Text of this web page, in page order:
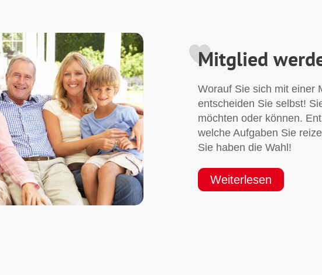
Mitglied
Worauf Sie sich mit einer
entscheiden Sie selbst!
möchten oder können.
welche Aufgaben Sie
Sie haben die Wahl!
Weiterlesen